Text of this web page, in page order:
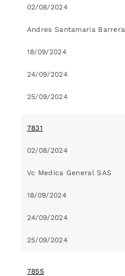
02/08/2024
Andres Santamaria Barrera
18/09/2024
24/09/2024
25/09/2024
7831
02/08/2024
Vc Medica General SAS
18/09/2024
24/09/2024
25/09/2024
7855